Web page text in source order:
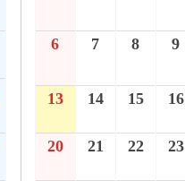
6 7 8 9
13 14 15 16
20 21 22 23